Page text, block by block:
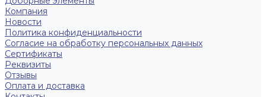
Компания
Новости
Политика конфиденциальности
Согласие на обработку персональных данных
Сертификаты
Реквизиты
Отзывы
Оплата и доставка